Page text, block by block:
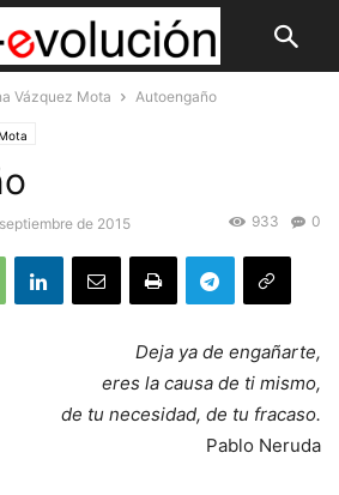
Vázquez Mota Autoengaño
de 2015 0
933
Deja ya de engañarte,
eres la causa de ti mismo,
de tu necesidad, de tu fracaso.
Pablo Neruda